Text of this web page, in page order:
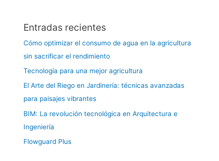
Entradas recientes
Cómo optimizar el consumo de agua en la agricultura
sin sacrificar el rendimiento
Tecnología para una mejor agricultura
El Arte del Riego en Jardinería: técnicas avanzadas
para paisajes vibrantes
BIM: La revolución tecnológica en Arquitectura e
Ingeniería
Flowguard Plus